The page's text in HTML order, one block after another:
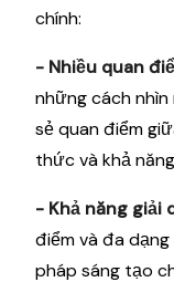
chính:
- Nhiều quan
những cách nhìn
sẻ quan điểm
thức và khả
- Khả năng giải
điểm và đa
pháp sáng tạo